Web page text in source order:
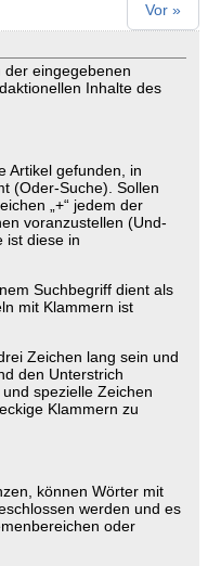
Vor »
eingegebenen
Inhalte des
Artikel gefunden, in
(Oder-Suche). Sollen
„+“ jedem der
voranzustellen (Und-
ist diese in
Suchbegriff dient als
mit Klammern ist
Zeichen lang sein und
den Unterstrich
spezielle Zeichen
Klammern zu
können Wörter mit
werden und es
oder